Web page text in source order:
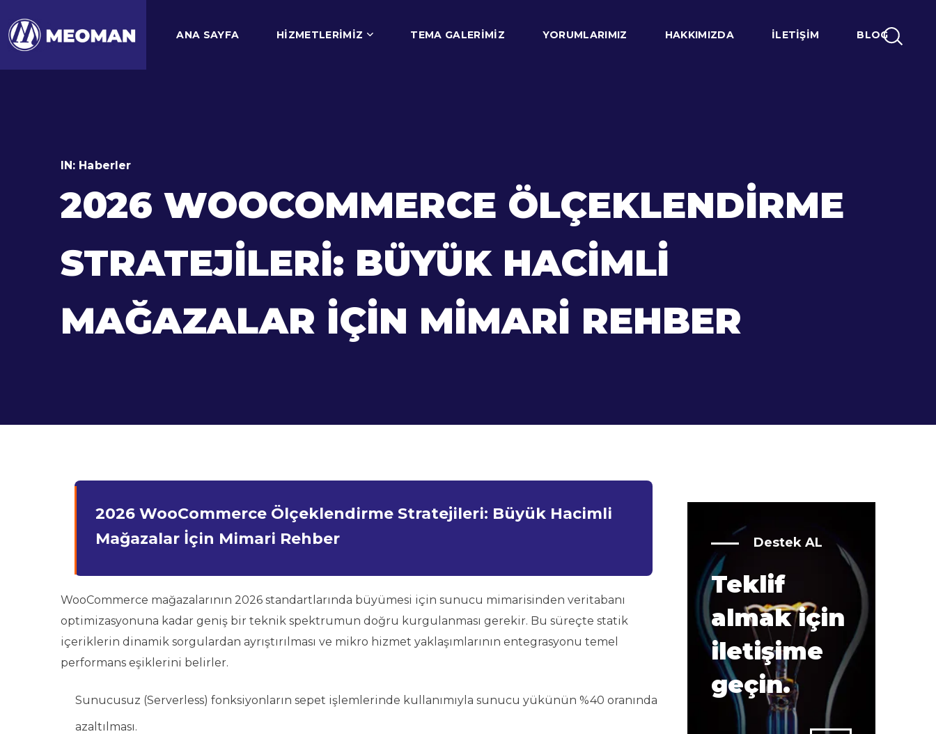
ANA SAYFA HIZMETLERIMIZ TEMA GALERIMIZ YORUMLARIMIZ HAKKIMIZDA İLETIŞIM BLOG
IN: Haberler
2026 WOOCOMMERCE ÖLÇEKLENDIRME
STRATEJILERI: BÜYÜK HACIMLI
MAĞAZALAR İÇIN MIMARI REHBER
2026 WooCommerce Ölçeklendirme Stratejileri: Büyük Hacimli
Mağazalar İçin Mimari Rehber
WooCommerce mağazalarının 2026 standartlarında büyümesi için sunucu mimarisinden veritabanı
optimizasyonuna kadar geniş bir teknik spektrumun doğru kurgulanması gerekir. Bu süreçte statik
içeriklerin dinamik sorgulardan ayrıştırılması ve mikro hizmet yaklaşımlarının entegrasyonu temel
performans eşiklerini belirler.
Sunucusuz (Serverless) fonksiyonların sepet işlemlerinde kullanımıyla sunucu yükünün %40 oranında
azaltılması.
Destek AL
Teklif
almak için
iletişime
geçin.